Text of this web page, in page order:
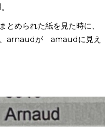
。
とめられた紙を見た時に、
arnaud が amaud に見え